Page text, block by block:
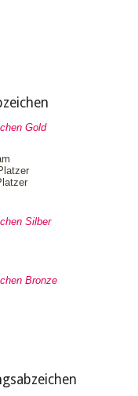
Gold
Silber
Bronze